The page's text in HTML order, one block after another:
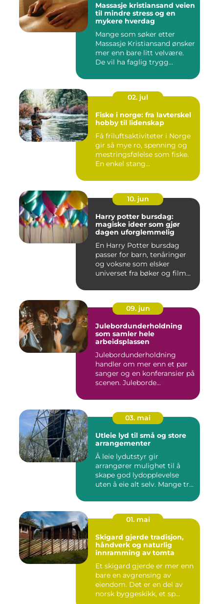
Massasje kristiansand veien
til mindre stress og en
mykere hverdag
Mange som søker etter
Massasje Kristiansand ønsker
mer enn bare litt velvære.
De vil ha faglig trygg...
02. jul
Fiske i norge: fra lavterskel
hobby til lidenskap
Få friluftsaktiviteter i Norge
gir så mye ro, spenning og
mestringsfølelse som fiske.
En enkel stang...
10. jun
Harry potter bursdag:
magiske ideer som gjør
dagen uforglemmelig
En Harry Potter bursdag
passer for barn, tenåringer
og voksne som elsker
universet fra bøker og film...
09. jun
Julebordunderholdning
som samler hele
arbeidsplassen
Julebordunderholdning
handler om mer enn et par
sanger og en konferansier på
scenen. Juleborde...
03. mai
Utleie lyd til små og store
arrangementer
Å leie lydutstyr gir
arrangører mulighet til å
skape god lydopplevelse
uten å eie alt selv. Mange tr...
01. mai
Skigard gjerde tradisjon,
håndverk og naturlig
innramming av tomta
Et skigard gjerde er mer enn
bare en avgrensing av
eiendom. Det er en del av
norsk byggeskikk, et sp...